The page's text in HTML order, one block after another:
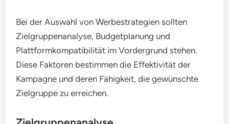
Bei der Auswahl von Werbestrategien sollten
Zielgruppenanalyse, Budgetplanung und
Plattformkompatibilität im Vordergrund stehen.
Diese Faktoren bestimmen die Effektivität der
Kampagne und deren Fähigkeit, die gewünschte
Zielgruppe zu erreichen.